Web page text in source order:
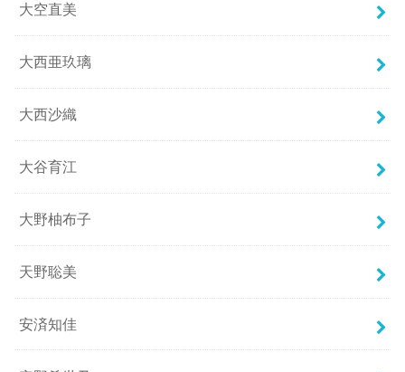
大空直美
大西亜玖璃
大西沙織
大谷育江
大野柚布子
天野聡美
安済知佳